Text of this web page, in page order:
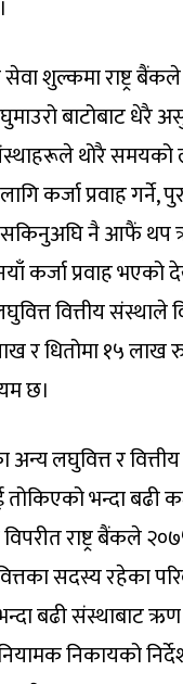
शुल्कमा राष्ट्र
बाटोबाट धेरै
थोरै समयको
कर्जा प्रवाह गर्ने,
सकिनुअघि नै आफैं थप
कर्जा प्रवाह
वित्तीय संस्थाले
र धितोमा १५ लाख
छ।
अन्य लघुवित्त र
भन्दा बढी
राष्ट्र बैंकले
सदस्य रहेका
बढी संस्थाबाट
निकायको